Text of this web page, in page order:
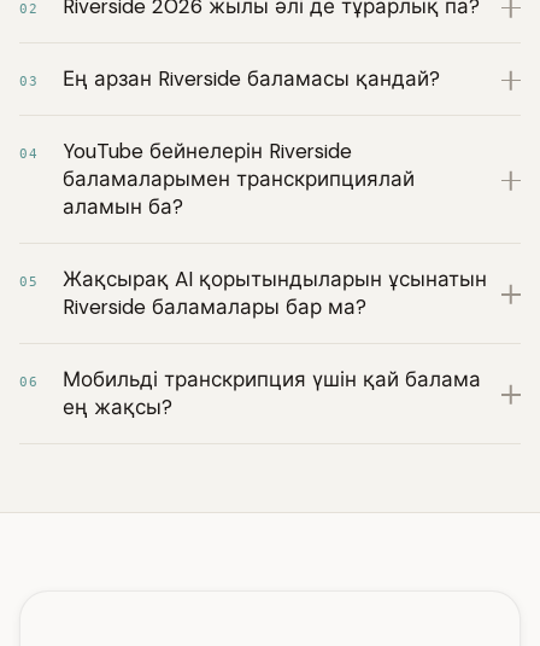
02 Riverside 2026 жылы әлі де тұрарлық па?
03 Ең арзан Riverside баламасы қандай?
04
YouTube бейнелерін Riverside
баламаларымен транскрипциялай
аламын ба?
05
Жақсырақ AI қорытындыларын ұсынатын
Riverside баламалары бар ма?
06
Мобильді транскрипция үшін қай балама
ең жақсы?